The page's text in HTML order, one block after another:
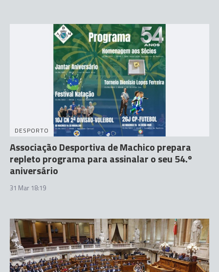
DESPORTO
Associação Desportiva de Machico prepara
repleto programa para assinalar o seu 54.º
aniversário
31 Mar 18:19